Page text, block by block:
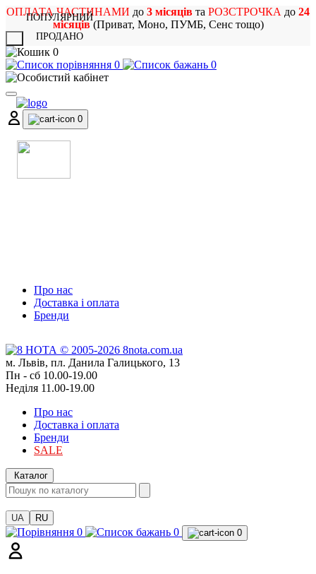
ОПЛАТА ЧАСТИНАМИ до 3 місяців та РОЗСТРОЧКА до 24
місяців(Приват, Моно, ПУМБ, Сенс тощо)
0
0
0
0
Про нас
Доставка і оплата
Бренди
м. Львів, пл. Данила Галицького, 13
Пн - сб 10.00-19.00
Неділя 11.00-19.00
Про нас
Доставка і оплата
Бренди
SALE
Каталог
UA RU
0 0 0
ПОПУЛЯРНИЙ
ПРОДАНО